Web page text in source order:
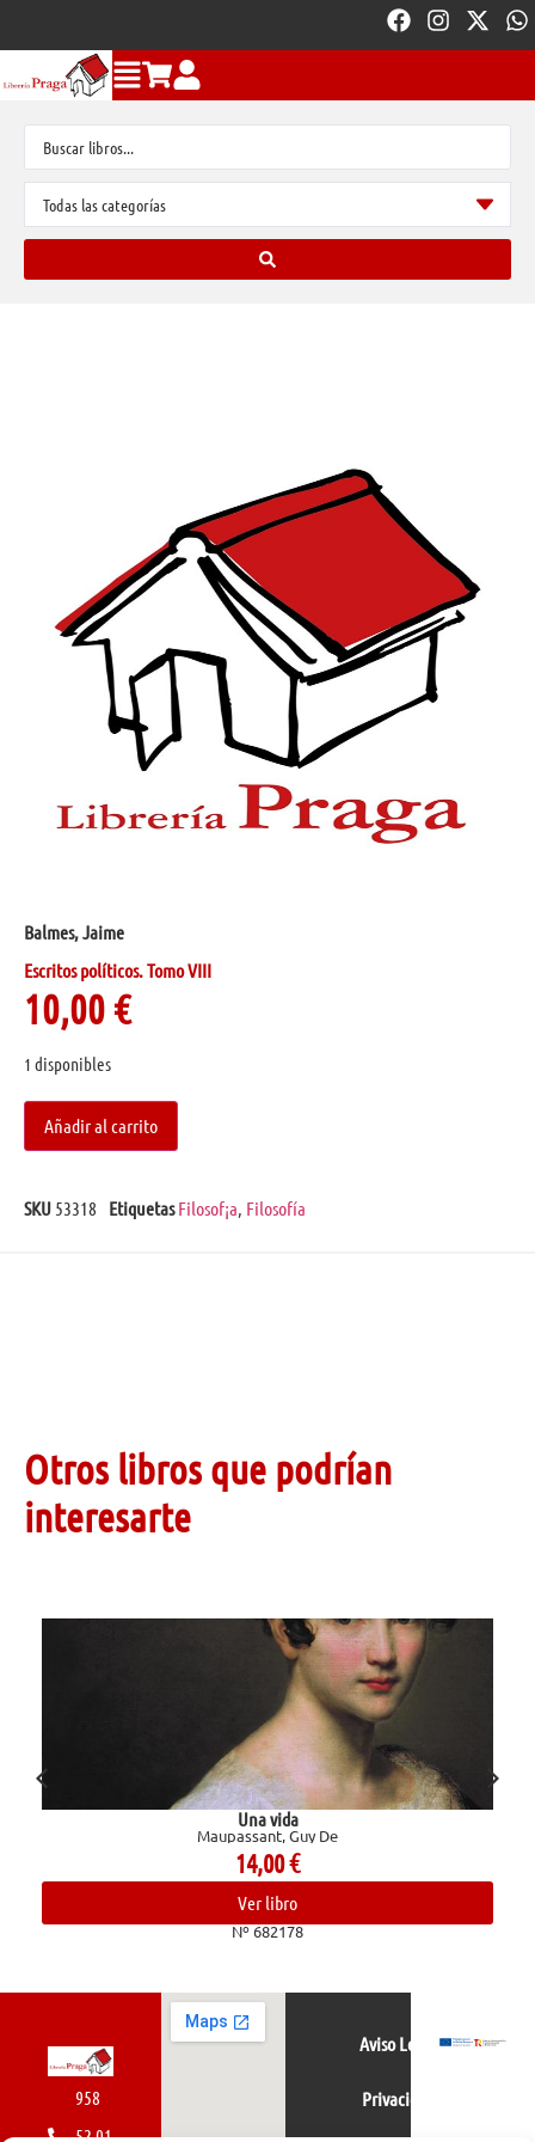
Balmes, Jaime
Escritos políticos. Tomo VIII
10,00€
1 disponibles
Añadir al carrito
SKU 53318 Etiquetas Filosof¡a, Filosofía
Otros libros que podrían
interesarte
Maupassant, Guy De
Nº 682178
958
52 01
Aviso Legal
Privacidad